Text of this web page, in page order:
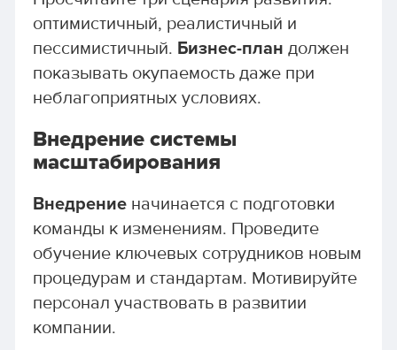
оптимистичный, реалистичный и
пессимистичный. Бизнес-план должен
показывать окупаемость даже при
неблагоприятных условиях.
Внедрение системы
масштабирования
Внедрениеначинается с подготовки
команды к изменениям. Проведите
обучение ключевых сотрудников новым
процедурам и стандартам. Мотивируйте
персонал участвовать в развитии
компании.